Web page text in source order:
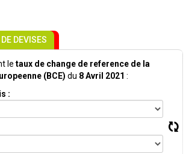
DEVISES
le taux de change de reference de la
(BCE) du 8 Avril 2021 :
: